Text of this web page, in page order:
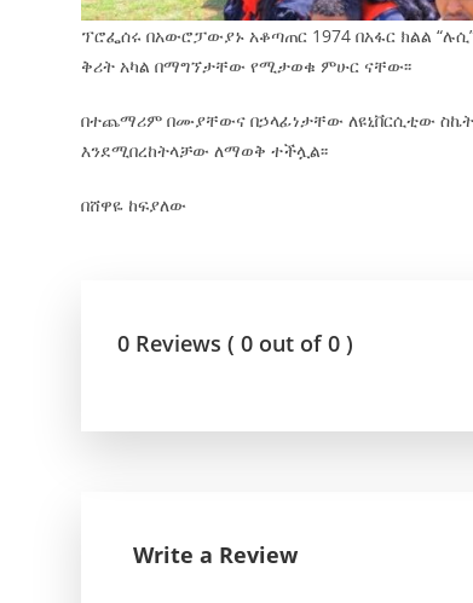
ፕሮፌሰሩ በአውሮፓውያኑ አቆጣጠር 1974 በአፋር ክልል
ቅሪት አካል በማግኘታቸው የሚታወቁ ምሁር ናቸው፡፡
በተጨማሪም በሙያቸውና በኃላፊነታቸው ለዩኒቨርሲቲው ስኬት
እንደሚበረከትላቻው ለማወቅ ተችሏል፡፡
በሸዋዬ ከፍያለው
0 Reviews ( 0 out of 0 )
Write a Review